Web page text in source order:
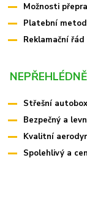
Možnosti
Platební
Reklamační řád
Střešní
Bezpečný a
Kvalitní
Spolehlivý a